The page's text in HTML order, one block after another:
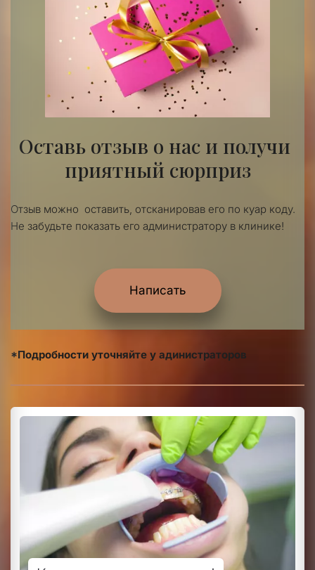
Оставь отзыв о нас и получи
приятный сюрприз
Отзыв можно  оставить, отсканировав его по куар коду.
Не забудьте показать его администратору в клинике!
Написать
*Подробности уточняйте у адинистраторов